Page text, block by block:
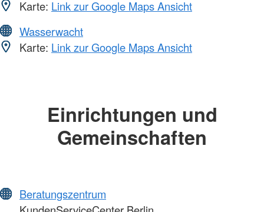
Karte: Link zur Google Maps Ansicht
Wasserwacht
Karte: Link zur Google Maps Ansicht
Einrichtungen und
Gemeinschaften
Beratungszentrum